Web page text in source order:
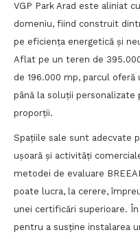
VGP Park Arad este aliniat
domeniu, fiind construit
pe eficiența energetică și
Aflat pe un teren de
de 196.000 mp, parcul oferă
până la soluţii
proporţii.
Spaţiile sale sunt adecvate
ușoară și activităţi
metodei de evaluare
poate lucra, la cerere,
unei certificări superioare.
pentru a susține instalarea